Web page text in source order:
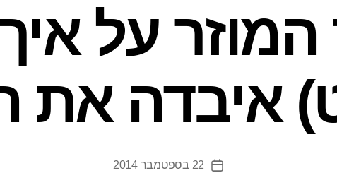
המוזר על
איבדה את
תאריך
22 בספטמבר 2014